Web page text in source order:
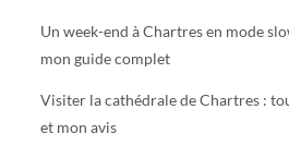
Un week-end à Chartres en mode
mon guide complet
Visiter la cathédrale de Chartres :
et mon avis